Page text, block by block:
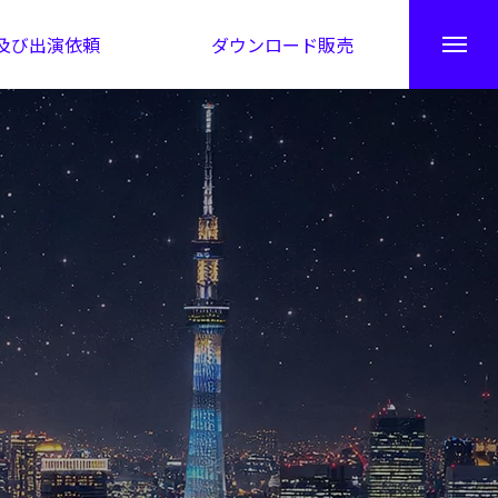
び出演依頼 ダウンロード販売
秘伝公開！吉凶カレンダー